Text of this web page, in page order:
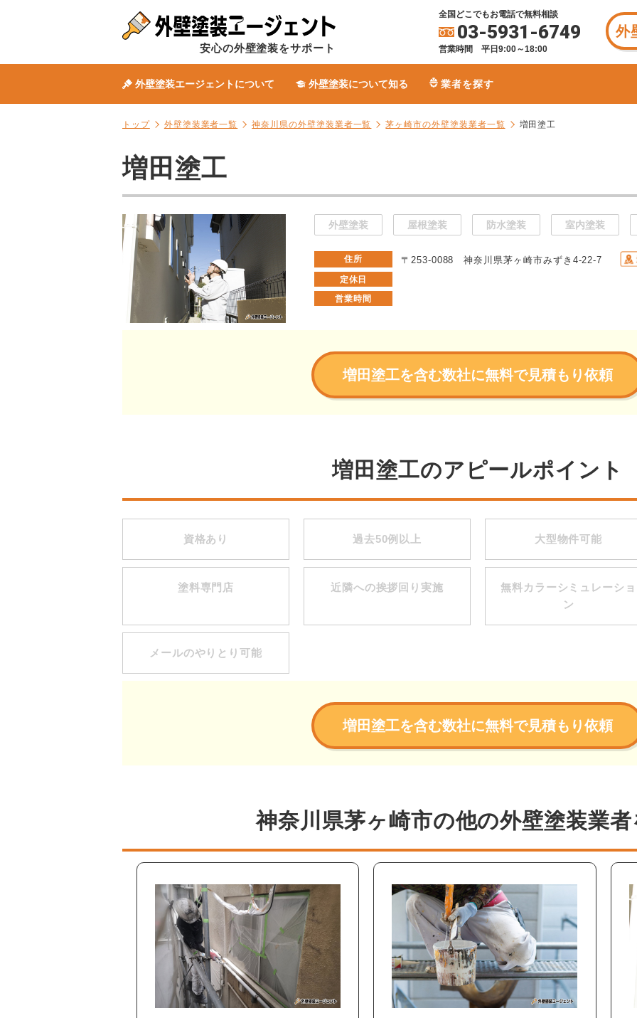
安心の外壁塗装をサポート
全国どこでもお電話で無料相談
03-5931-6749
営業時間 平日9:00～18:00
外
外壁塗装エージェントについて 外壁塗装について知る 業者を探す
トップ 外壁塗装業者一覧 神奈川県の外壁塗装業者一覧 茅ヶ崎市の外壁塗装業者一覧 増田塗工
増田塗工
外壁塗装 屋根塗装 防水塗装 室内塗装
住所 〒253-0088 神奈川県茅ヶ崎市みずき4-22-7
定休日
営業時間
増田塗工を含む数社に無料で見積もり依頼
増田塗工のアピールポイント
資格あり 過去50例以上 大型物件可能
塗料専門店 近隣への挨拶回り実施
無料カラーシミュレーショ
ン
メールのやりとり可能
増田塗工を含む数社に無料で見積もり依頼
神奈川県茅ヶ崎市の他の外壁塗装業